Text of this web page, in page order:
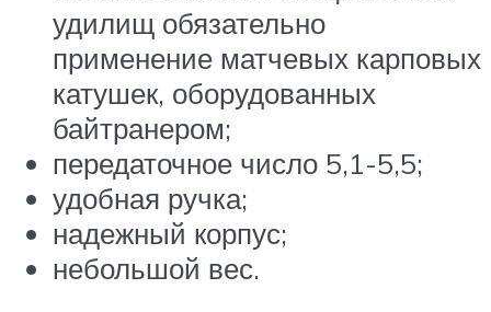
удилищ обязательно
применение матчевых карповых
катушек, оборудованных
байтранером;
передаточное число 5,1-5,5;
удобная ручка;
надежный корпус;
небольшой вес.